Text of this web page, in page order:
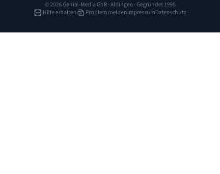
© 2026 Genial-Media GbR · Aldingen · Gegründet 1995
Hilfe erhalten
Problem meldenImpressumDatenschutz